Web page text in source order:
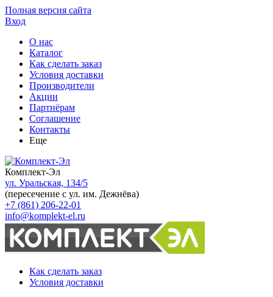
Полная версия сайта
Вход
О нас
Каталог
Как сделать заказ
Условия доставки
Производители
Акции
Партнёрам
Соглашение
Контакты
Еще
Комплект-Эл
ул. Уральская, 134/5
(пересечение с ул. им. Дежнёва)
+7 (861) 206-22-01
info@komplekt-el.ru
Как сделать заказ
Условия доставки